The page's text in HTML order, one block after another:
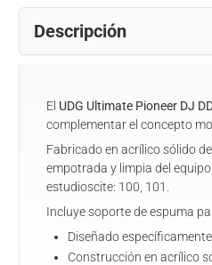
Descripción
El UDG Ultimate Pioneer DJ
complementar el concepto
Fabricado en acrílico sólido
empotrada y limpia del
estudioscite: 100, 101.
Incluye soporte de espuma
Diseñado
Construcción en acrílico